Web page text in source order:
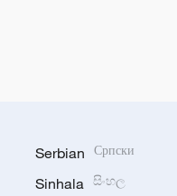
Serbian Српски
Sinhala සිංහල